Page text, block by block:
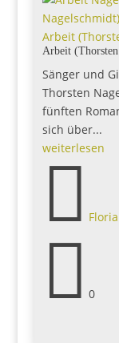
Arbeit
Arbeit
Sänger und
Thorsten
fünften
sich über...
weiterlesen

 0